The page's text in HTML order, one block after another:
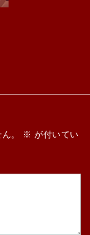
。 ※ が付いてい